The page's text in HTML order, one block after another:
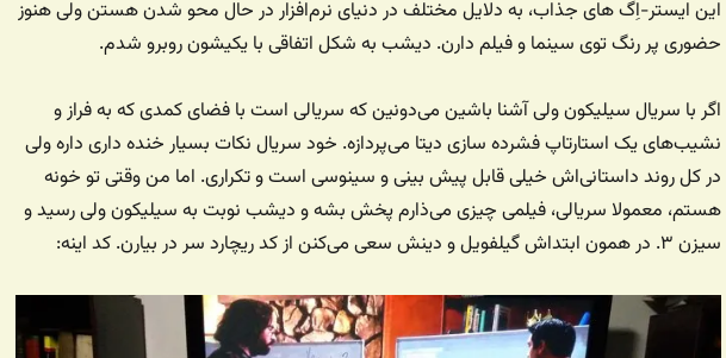
این ایستر-اِگ های جذاب، به دلایل مختلف در دنیای نرم‌افزار در حال محو شدن هستن ولی هنوز
حضوری پر رنگ توی سینما و فیلم دارن. دیشب به شکل اتفاقی با یکیشون روبرو شدم.
اگر با سریال سیلیکون ولی آشنا باشین می‌دونین که سریالی است با فضای کمدی که به فراز و
نشیب‌های یک استارتاپ فشرده سازی دیتا می‌پردازه. خود سریال نکات بسیار خنده داری داره ولی
در کل روند داستانی‌اش خیلی قابل پیش بینی و سینوسی است و تکراری. اما من وقتی تو خونه
هستم، معمولا سریالی، فیلمی چیزی می‌ذارم پخش بشه و دیشب نوبت به سیلیکون ولی رسید و
سیزن ۳. در همون ابتداش گیلفویل و دینش سعی می‌کنن از کد ریچارد سر در بیارن. کد اینه: